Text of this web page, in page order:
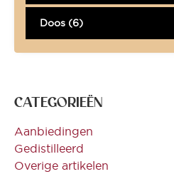
CATEGORIEËN
Aanbiedingen
Gedistilleerd
Overige artikelen
Doos (6)